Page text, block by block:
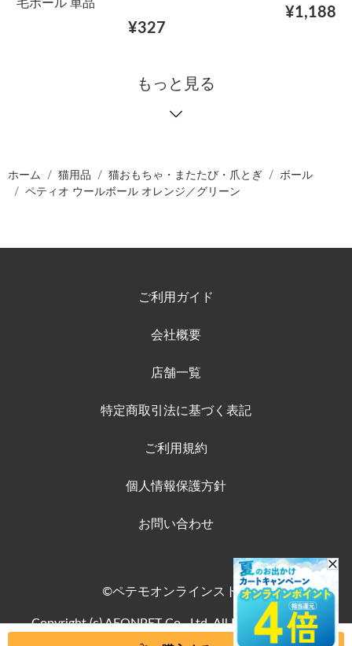
毛ボール 単品
¥327
¥1,188
もっと見る
ホーム 猫用品 猫おもちゃ・またたび・爪とぎ
ボール
ペティオ ウールボール オレンジ／グリーン
ご利用ガイド
会社概要
店舗一覧
特定商取引法に基づく表記
ご利用規約
個人情報保護方針
お問い合わせ
©ペテモオンラインストア
Copyright (c) AEONPET Co., Ltd. All Rights Reserved.